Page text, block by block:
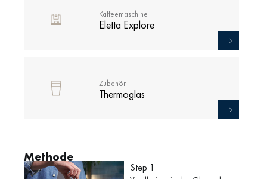
Kaffeemaschine
Eletta Explore
Zubehör
Thermoglas
Methode
Step 1